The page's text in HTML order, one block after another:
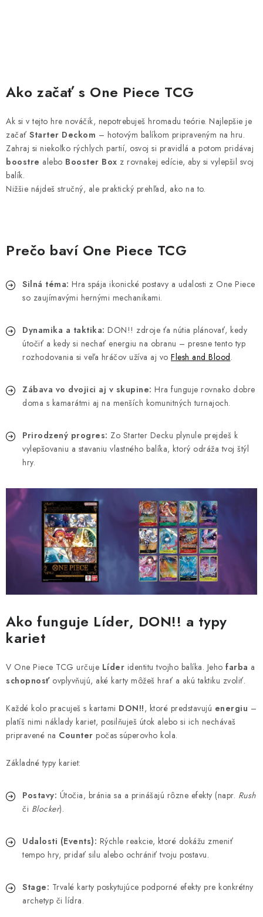
Ako začať s One Piece TCG
Ak si v tejto hre nováčik, nepotrebuješ hromadu teórie. Najlepšie je
začať Starter Deckom – hotovým balíkom pripraveným na hru.
Zahraj si niekoľko rýchlych partií, osvoj si pravidlá a potom pridávaj
boostre alebo Booster Box z rovnakej edície, aby si vylepšil svoj
balík.
Nižšie nájdeš stručný, ale praktický prehľad, ako na to.
Prečo baví One Piece TCG
Silná téma: Hra spája ikonické postavy a udalosti z One Piece
so zaujímavými hernými mechanikami.
Dynamika a taktika: DON!! zdroje ťa nútia plánovať, kedy
útočiť a kedy si nechať energiu na obranu – presne tento typ
rozhodovania si veľa hráčov užíva aj vo Flesh and Blood.
Zábava vo dvojici aj v skupine: Hra funguje rovnako dobre
doma s kamarátmi aj na menších komunitných turnajoch.
Prirodzený progres: Zo Starter Decku plynule prejdeš k
vylepšovaniu a stavaniu vlastného balíka, ktorý odráža tvoj štýl
hry.
Ako funguje Líder, DON!! a typy
kariet
V One Piece TCG určuje Líder identitu tvojho balíka. Jeho farba a
schopnosťovplyvňujú, aké karty môžeš hrať a akú taktiku zvoliť.
Každé kolo pracuješ s kartami DON!!, ktoré predstavujú energiu –
platíš nimi náklady kariet, posilňuješ útok alebo si ich nechávaš
pripravené na Counter počas súperovho kola.
Základné typy kariet:
Postavy: Útočia, bránia sa a prinášajú rôzne efekty (napr. Rush
či Blocker).
Udalosti (Events): Rýchle reakcie, ktoré dokážu zmeniť
tempo hry, pridať silu alebo ochrániť tvoju postavu.
Stage: Trvalé karty poskytujúce podporné efekty pre konkrétny
archetyp či lídra.